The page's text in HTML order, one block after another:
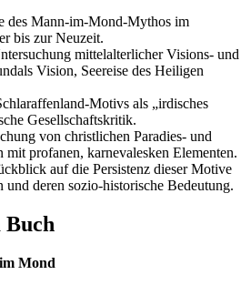
des Mann-im-Mond-Mythos im
bis zur Neuzeit.
mittelalterlicher Visions- und
Vision, Seereise des Heiligen
Motivs als „irdisches
Gesellschaftskritik.
von christlichen Paradies- und
profanen, karnevalesken Elementen.
auf die Persistenz dieser Motive
und deren sozio-historische Bedeutung.
Buch
Mond